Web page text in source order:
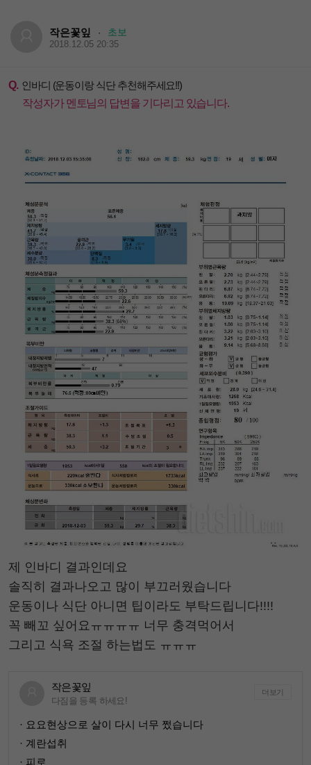
작은꽃잎 · 초보
2018.12.05 20:35
Q. 인바디 (운동이랑 식단 추천해주세요!!)
작성자가 멘토님의 답변을 기다리고 있습니다.
제 인바디 결과인데요
솔직히 결과나오고 많이 부끄러웠습니다
운동이나 식단 아니면 팁이라도 부탁드립니다!!!!
꼭 빼꼬 싶어요ㅠㅠㅠㅠ 너무 충격먹어서
그리고 식욕 조절 하는법도 ㅠㅠㅠ
작은꽃잎
다짐을 등록 하세요!
더보기
· 요요현상으로 살이 다시 너무 쩠습니다
· 계란섭취
· 피로